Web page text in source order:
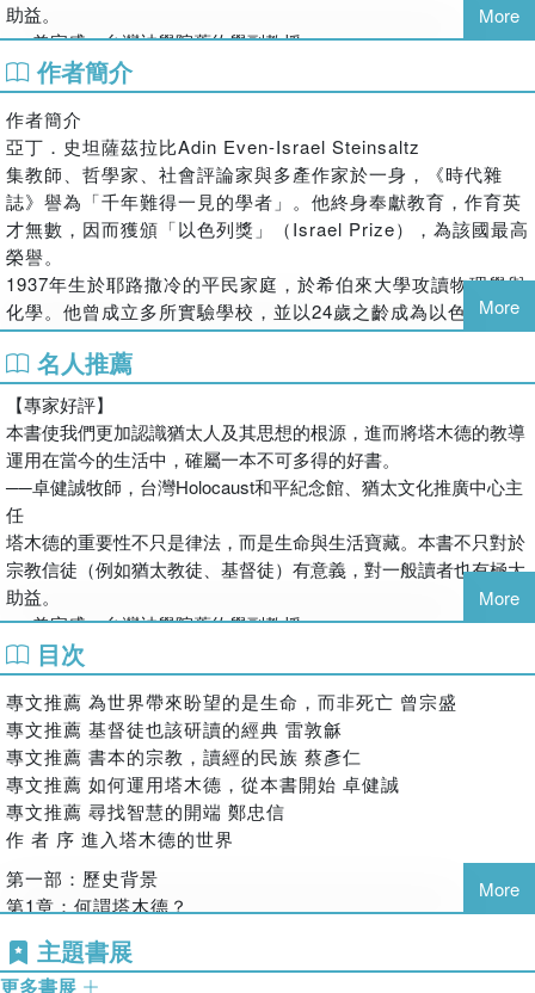
助益。
──曾宗盛，台灣神學院舊約學副教授
我特別期待基督徒多研究這本書，多認識尤太宗教的美德，因為弟
弟一定可以和哥哥學很多的，這就是宗教方面的孝道。
──雷敦龢神父，輔仁大學法律系副教授
坊間有關猶太教或猶太人的書刊，多以實用為取向，少能帶領讀者
掌握猶太傳統的精義神髓。此書為猶太教核心知識領域的開拓，彌
補了些許的缺憾。
──蔡彥仁，政治大學宗教研究所專任教授
聖經說「認識耶和華是智慧開端」，認識猶太人生活哲學，你可以
從這本書開始。
──鄭忠信，基督教論壇基金會執行長
不瞭解塔木德，就不瞭解猶太人；不瞭解猶太人，就不瞭解世界。
――愛因斯坦（Albert Einstein），現代物理學之父
《塔木德》是經典中的經典，是非常多成功人士智慧的泉源。
──股神巴菲特（Warren Edward Buffett），美國企業家
塔木德改變了我對財富的觀點，也改變了我的一生。直到今天我還
每天讀上一回，以重溫猶太智者的教誨。
――洛克菲勒（John Davison Rockefeller），美國實業家、全球首
富
聖經讓每一個人服從上帝的安排，塔木德則讓財富服從了我們的選
擇。
――哈默（Armand Hammer），美國石油大王、世界級鉅賈
塔木德為我們開啟了一扇通往財富與自由的大門。
――索羅斯（George Soros），全球知名的投資大亨
管理最重要的品質是保持正確的心態，《塔木德》是讓我們內心寧
靜的教義。
――格林斯潘（Alan Greenspan），美國經濟政策權威
More
作者簡介
作者簡介
亞丁．史坦薩茲拉比Adin Even-Israel Steinsaltz
集教師、哲學家、社會評論家與多產作家於一身，《時代雜
誌》譽為「千年難得一見的學者」。他終身奉獻教育，作育英
才無數，因而獲頒「以色列獎」（Israel Prize），為該國最高
榮譽。
1937年生於耶路撒冷的平民家庭，於希伯來大學攻讀物理學與
化學。他曾成立多所實驗學校，並以24歲之齡成為以色列最年
輕的校長。1965年，他著手開始生涯鉅作：將《巴比倫塔木
德》由亞蘭文譯為希伯來文，並加以評注，2010年四十六卷全
數竣工。此外，他著有書籍六十餘本、論文數百篇，領域涵蓋
動物學、神學、社會評論等，其中《十三瓣玫瑰》（The
Thirteen Petalled Rose）為卡巴拉經典之作。
他不懈投入教育工作，於以色列與前蘇聯地區廣設學校與教育
機構，既為經師、人師，亦為靈性導師。他曾任普林斯頓高等
研究院（Institute for Advanced Studies）駐校學者（愛因斯
坦也曾擔任此職）、華盛頓特區的伍卓．威爾遜國際研究中心
（Woodrow Wilson Center for International Studies）駐校
學者，並獲書院大學（Yeshiva University）、本．古里安大
學（Ben Gurion University）、巴伊蘭大學（Bar Ilan
University）、布蘭戴斯大學（Brandeis University）以及佛
羅里達國際大學（Florida International University）等校頒贈
榮譽學位。
譯者簡介
朱怡康
專職譯者。譯有《耶穌比宗教大》、《耶穌憑什麼》、《跟教
宗方濟各學領導》、《開啟你的靈性力量》、《治癒生命的創
傷》、《聖五傷畢奧神父傳》等書，另合譯有《瑜伽之心》、
《複製、基因與不朽》，其它歷史、科普譯作散見於《BBC知
More
名人推薦
【專家好評】
本書使我們更加認識猶太人及其思想的根源，進而將塔木德的教導
運用在當今的生活中，確屬一本不可多得的好書。
──卓健誠牧師，台灣Holocaust和平紀念館、猶太文化推廣中心主
任
塔木德的重要性不只是律法，而是生命與生活寶藏。本書不只對於
宗教信徒（例如猶太教徒、基督徒）有意義，對一般讀者也有極大
助益。
──曾宗盛，台灣神學院舊約學副教授
我特別期待基督徒多研究這本書，多認識猶太宗教的美德，因為弟
弟一定可以和哥哥學很多的，這就是宗教方面的孝道。
──雷敦龢神父，輔仁大學法律系副教授
坊間有關猶太教或猶太人的書刊，多以實用為取向，少能帶領讀者
掌握猶太傳統的精義神髓。此書為猶太教核心知識領域的開拓，彌
補了些許的缺憾。
──蔡彥仁，政治大學宗教研究所專任教授
聖經說「認識耶和華是智慧開端」，認識猶太人生活哲學，你可以
從這本書開始。
──鄭忠信，基督教論壇基金會執行長
不瞭解塔木德，就不瞭解猶太人；不瞭解猶太人，就不瞭解世界。
――愛因斯坦（Albert Einstein），現代物理學之父
More
目次
專文推薦 為世界帶來盼望的是生命，而非死亡 曾宗盛
專文推薦 基督徒也該研讀的經典 雷敦龢
專文推薦 書本的宗教，讀經的民族 蔡彥仁
專文推薦 如何運用塔木德，從本書開始 卓健誠
專文推薦 尋找智慧的開端 鄭忠信
作 者 序 進入塔木德的世界
第一部：歷史背景
第1章：何謂塔木德？
第3章：口傳律法：初期賢士
第4章：口傳律法：雙賢時期
More
主題書展
更多書展